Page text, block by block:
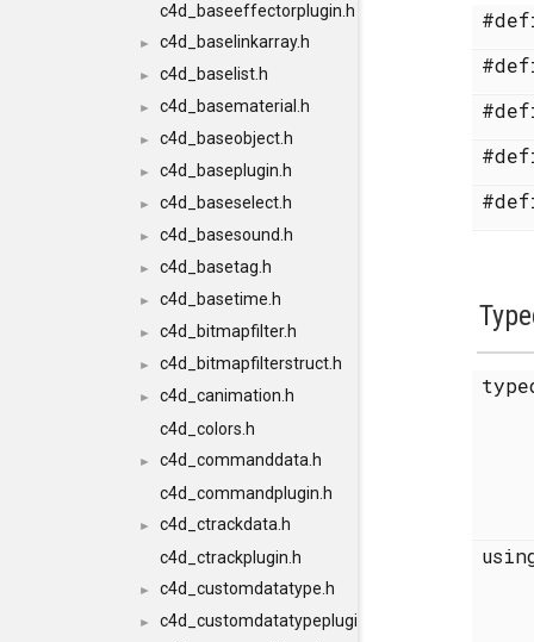
c4d_baseeffectorplugin.h
► c4d_baselinkarray.h
► c4d_baselist.h
► c4d_basematerial.h
► c4d_baseobject.h
► c4d_baseplugin.h
► c4d_baseselect.h
► c4d_basesound.h
► c4d_basetag.h
► c4d_basetime.h
► c4d_bitmapfilter.h
► c4d_bitmapfilterstruct.h
►
c4d_canimation.h
c4d_colors.h
►
c4d_commanddata.h
c4d_commandplugin.h
►
c4d_ctrackdata.h
c4d_ctrackplugin.h
► c4d_customdatatype.h
► c4d_customdatatypeplugin.h